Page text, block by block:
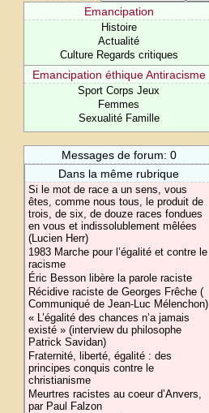
Emancipation
Histoire
Actualité
Culture Regards critiques
Emancipation éthique Antiracisme
Sport Corps Jeux
Femmes
Sexualité Famille
Messages de forum: 0
Dans la même rubrique
Si le mot de race a un sens, vous
êtes, comme nous tous, le produit de
trois, de six, de douze races fondues
en vous et indissolublement mêlées
(Lucien Herr)
1983 Marche pour l’égalité et contre le
racisme
Éric Besson libère la parole raciste
Récidive raciste de Georges Frêche (
Communiqué de Jean-Luc Mélenchon)
« L’égalité des chances n’a jamais
existé » (interview du philosophe
Patrick Savidan)
Fraternité, liberté, égalité : des
principes conquis contre le
christianisme
Meurtres racistes au coeur d’Anvers,
par Paul Falzon